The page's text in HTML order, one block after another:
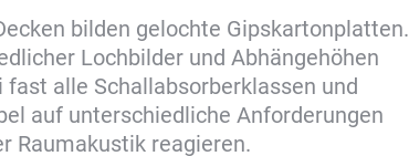
bilden gelochte Gipskartonplatten.
Lochbilder und Abhängehöhen
fast alle Schallabsorberklassen und
auf unterschiedliche Anforderungen
Raumakustik reagieren.